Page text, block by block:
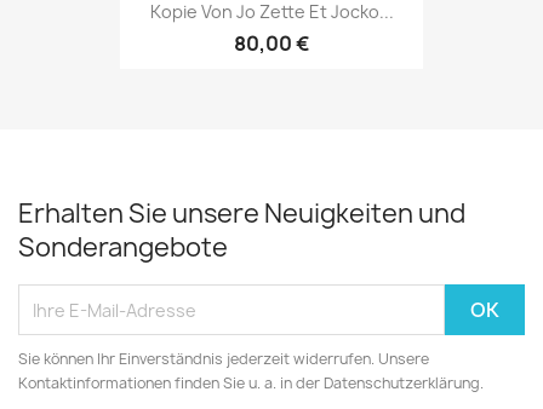
Kopie Von Jo Zette Et Jocko...
80,00 €
Erhalten Sie unsere Neuigkeiten und
Sonderangebote
Sie können Ihr Einverständnis jederzeit widerrufen. Unsere
Kontaktinformationen finden Sie u. a. in der Datenschutzerklärung.